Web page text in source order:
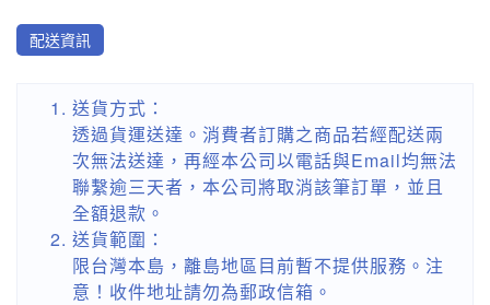
配送資訊
送貨方式：
透過貨運送達。消費者訂購之商品若經配送兩
次無法送達，再經本公司以電話與Email均無法
聯繫逾三天者，本公司將取消該筆訂單，並且
全額退款。
送貨範圍：
限台灣本島，離島地區目前暫不提供服務。注
意！收件地址請勿為郵政信箱。